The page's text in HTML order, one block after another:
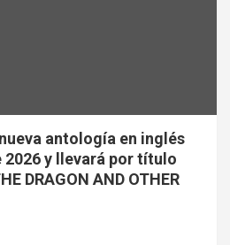
antología en inglés
2026 y llevará por título
DRAGON AND OTHER